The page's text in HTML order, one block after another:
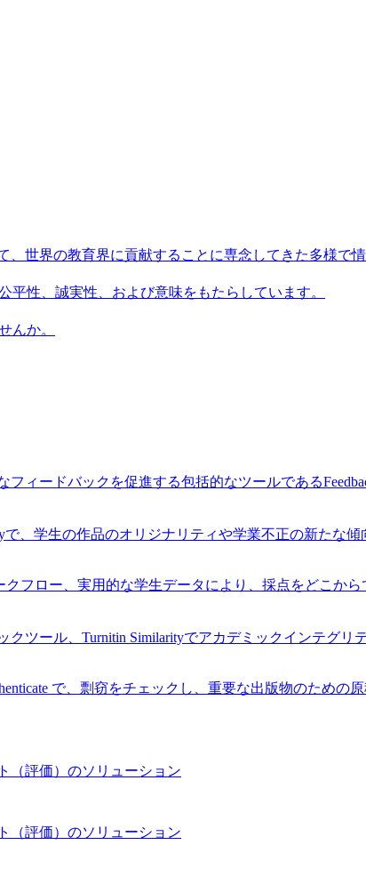
世界の教育界に貢献することに専念してきた多様で
性、誠実性、および意味をもたらしています。
んか。
ィードバックを促進する包括的なツールである
、学生の作品のオリジナリティや学業不正の新たな傾
フロー、実用的な学生データにより、採点をどこか
ツール、Turnitin Similarityでアカデミックインテグリ
で、剽窃をチェックし、重要な出版物のための原
（評価）のソリューション
（評価）のソリューション